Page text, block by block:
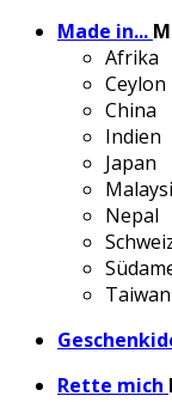
Made in...
Afrika
Ceylon
China
Indien
Japan
Nepal
Taiwan
Rette mich